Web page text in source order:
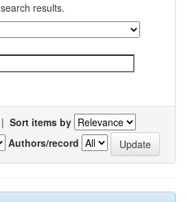
results.
| Sort items by
Authors/record